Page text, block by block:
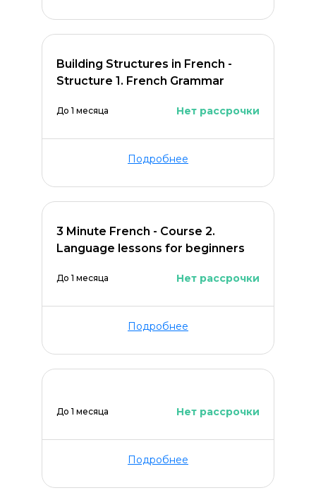
Building Structures in French -
Structure 1. French Grammar
До 1 месяца Нет рассрочки
Подробнее
3 Minute French - Course 2.
Language lessons for beginners
До 1 месяца Нет рассрочки
Подробнее
До 1 месяца Нет рассрочки
Подробнее